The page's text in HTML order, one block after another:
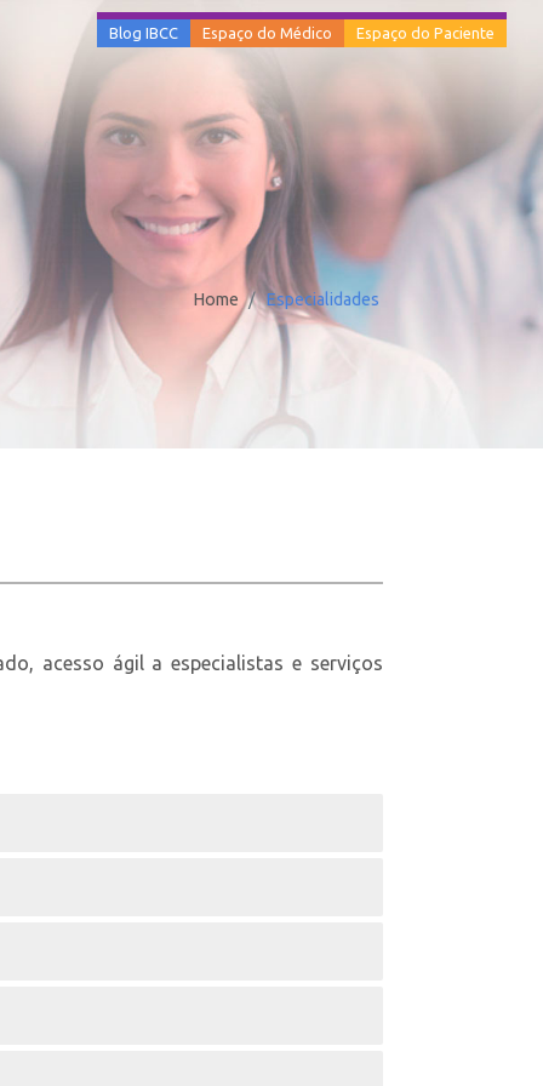
Blog IBCC Espaço do Médico Espaço do Paciente
Home Especialidades
acesso ágil a especialistas e serviços